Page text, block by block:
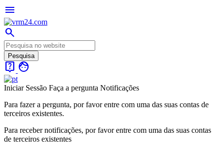
menu
search
live_help face
Iniciar Sessão Faça a pergunta Notificações
Para fazer a pergunta, por favor entre com uma das suas contas de
terceiros existentes.
Para receber notificações, por favor entre com uma das suas contas
de terceiros existentes